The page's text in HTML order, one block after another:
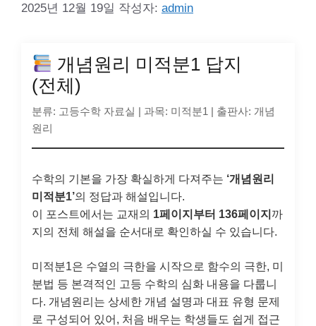
2025년 12월 19일 작성자: admin
개념원리 미적분1 답지
(전체)
분류: 고등수학 자료실 | 과목: 미적분1 | 출판사: 개념
원리
수학의 기본을 가장 확실하게 다져주는 ‘개념원리
미적분1’의 정답과 해설입니다.
이 포스트에서는 교재의 1페이지부터 136페이지 까
지의 전체 해설을 순서대로 확인하실 수 있습니다.
미적분1은 수열의 극한을 시작으로 함수의 극한, 미
분법 등 본격적인 고등 수학의 심화 내용을 다룹니
다. 개념원리는 상세한 개념 설명과 대표 유형 문제
로 구성되어 있어, 처음 배우는 학생들도 쉽게 접근